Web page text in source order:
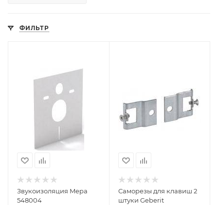
ФИЛЬТР
Звукоизоляция Mepa
548004
Саморезы для клавиш 2
штуки Geberit